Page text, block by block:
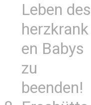
Leben des
herzkrank
en Babys
zu
beenden!